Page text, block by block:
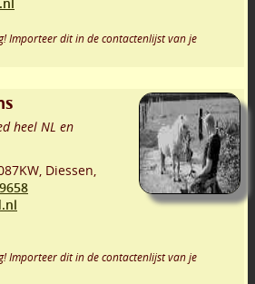
Importeer dit in de contactenlijst van je
heel NL en
, Diessen,
Importeer dit in de contactenlijst van je